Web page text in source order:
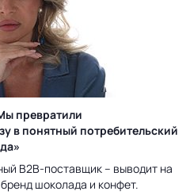
превратили
в понятный потребительский
B2B-поставщик – выводит на
шоколада и конфет.